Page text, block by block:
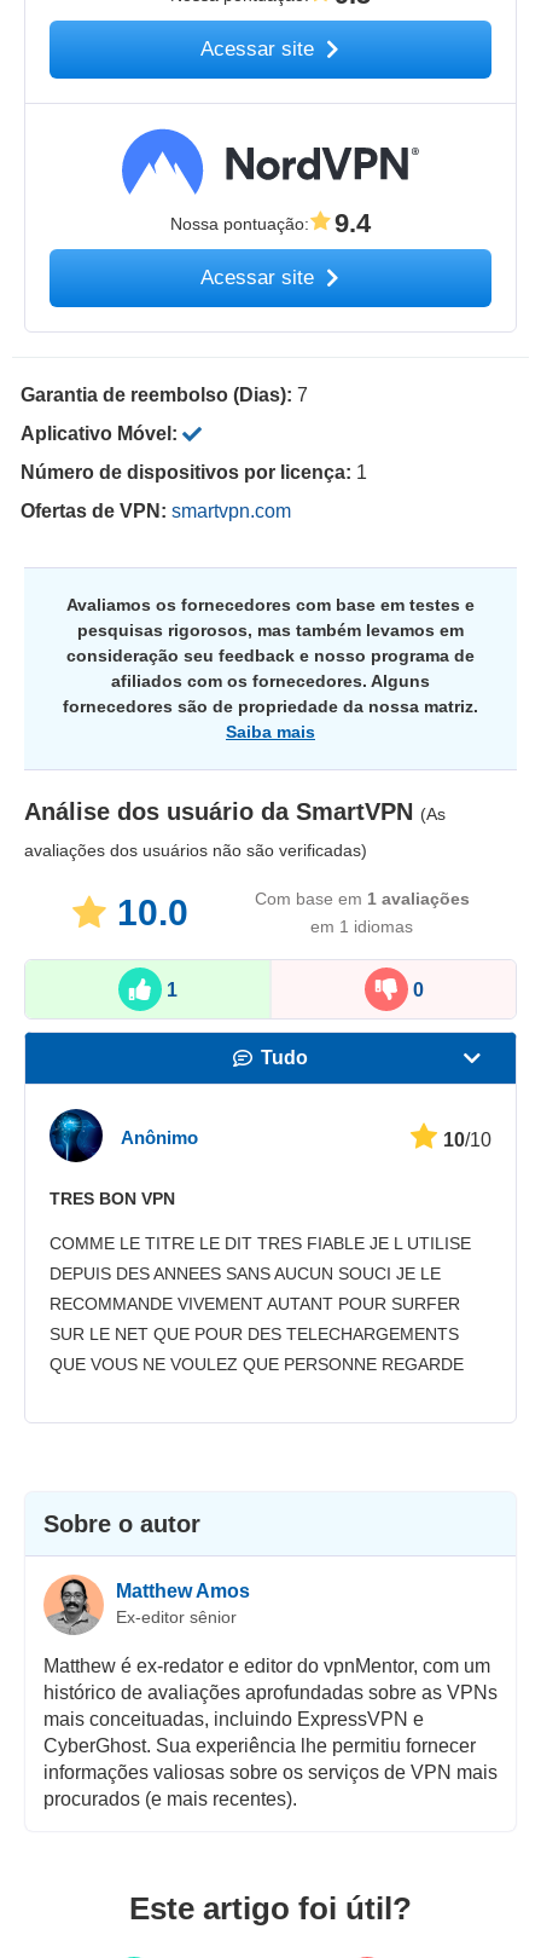
Acessar site
Nossa pontuação: 9.4
Acessar site
Garantia de reembolso (Dias): 7
Aplicativo Móvel:
Número de dispositivos por licença: 1
Ofertas de VPN: smartvpn.com
Avaliamos os fornecedores com base em testes e
pesquisas rigorosos, mas também levamos em
consideração seu feedback e nosso programa de
afiliados com os fornecedores. Alguns
fornecedores são de propriedade da nossa matriz.
Saiba mais
Análise dos usuário da SmartVPN (As
avaliações dos usuários não são verificadas)
10.0 Com base em 1 avaliações
em 1 idiomas
1 0
Tudo
Suporte
Anônimo 10/10
TRES BON VPN
COMME LE TITRE LE DIT TRES FIABLE JE L UTILISE
DEPUIS DES ANNEES SANS AUCUN SOUCI JE LE
RECOMMANDE VIVEMENT AUTANT POUR SURFER
SUR LE NET QUE POUR DES TELECHARGEMENTS
QUE VOUS NE VOULEZ QUE PERSONNE REGARDE
Sobre o autor
Matthew Amos
Ex-editor sênior
Matthew é ex-redator e editor do vpnMentor, com um
histórico de avaliações aprofundadas sobre as VPNs
mais conceituadas, incluindo ExpressVPN e
CyberGhost. Sua experiência lhe permitiu fornecer
informações valiosas sobre os serviços de VPN mais
procurados (e mais recentes).
Este artigo foi útil?